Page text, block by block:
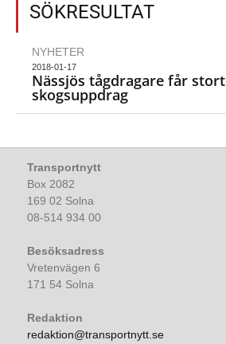
SÖKRESULTAT
NYHETER
2018-01-17
Nässjös tågdragare får stort
skogsuppdrag
Transportnytt
Box 2082
169 02 Solna
08-514 934 00
Besöksadress
Vretenvägen 6
171 54 Solna
Redaktion
redaktion@transportnytt.se